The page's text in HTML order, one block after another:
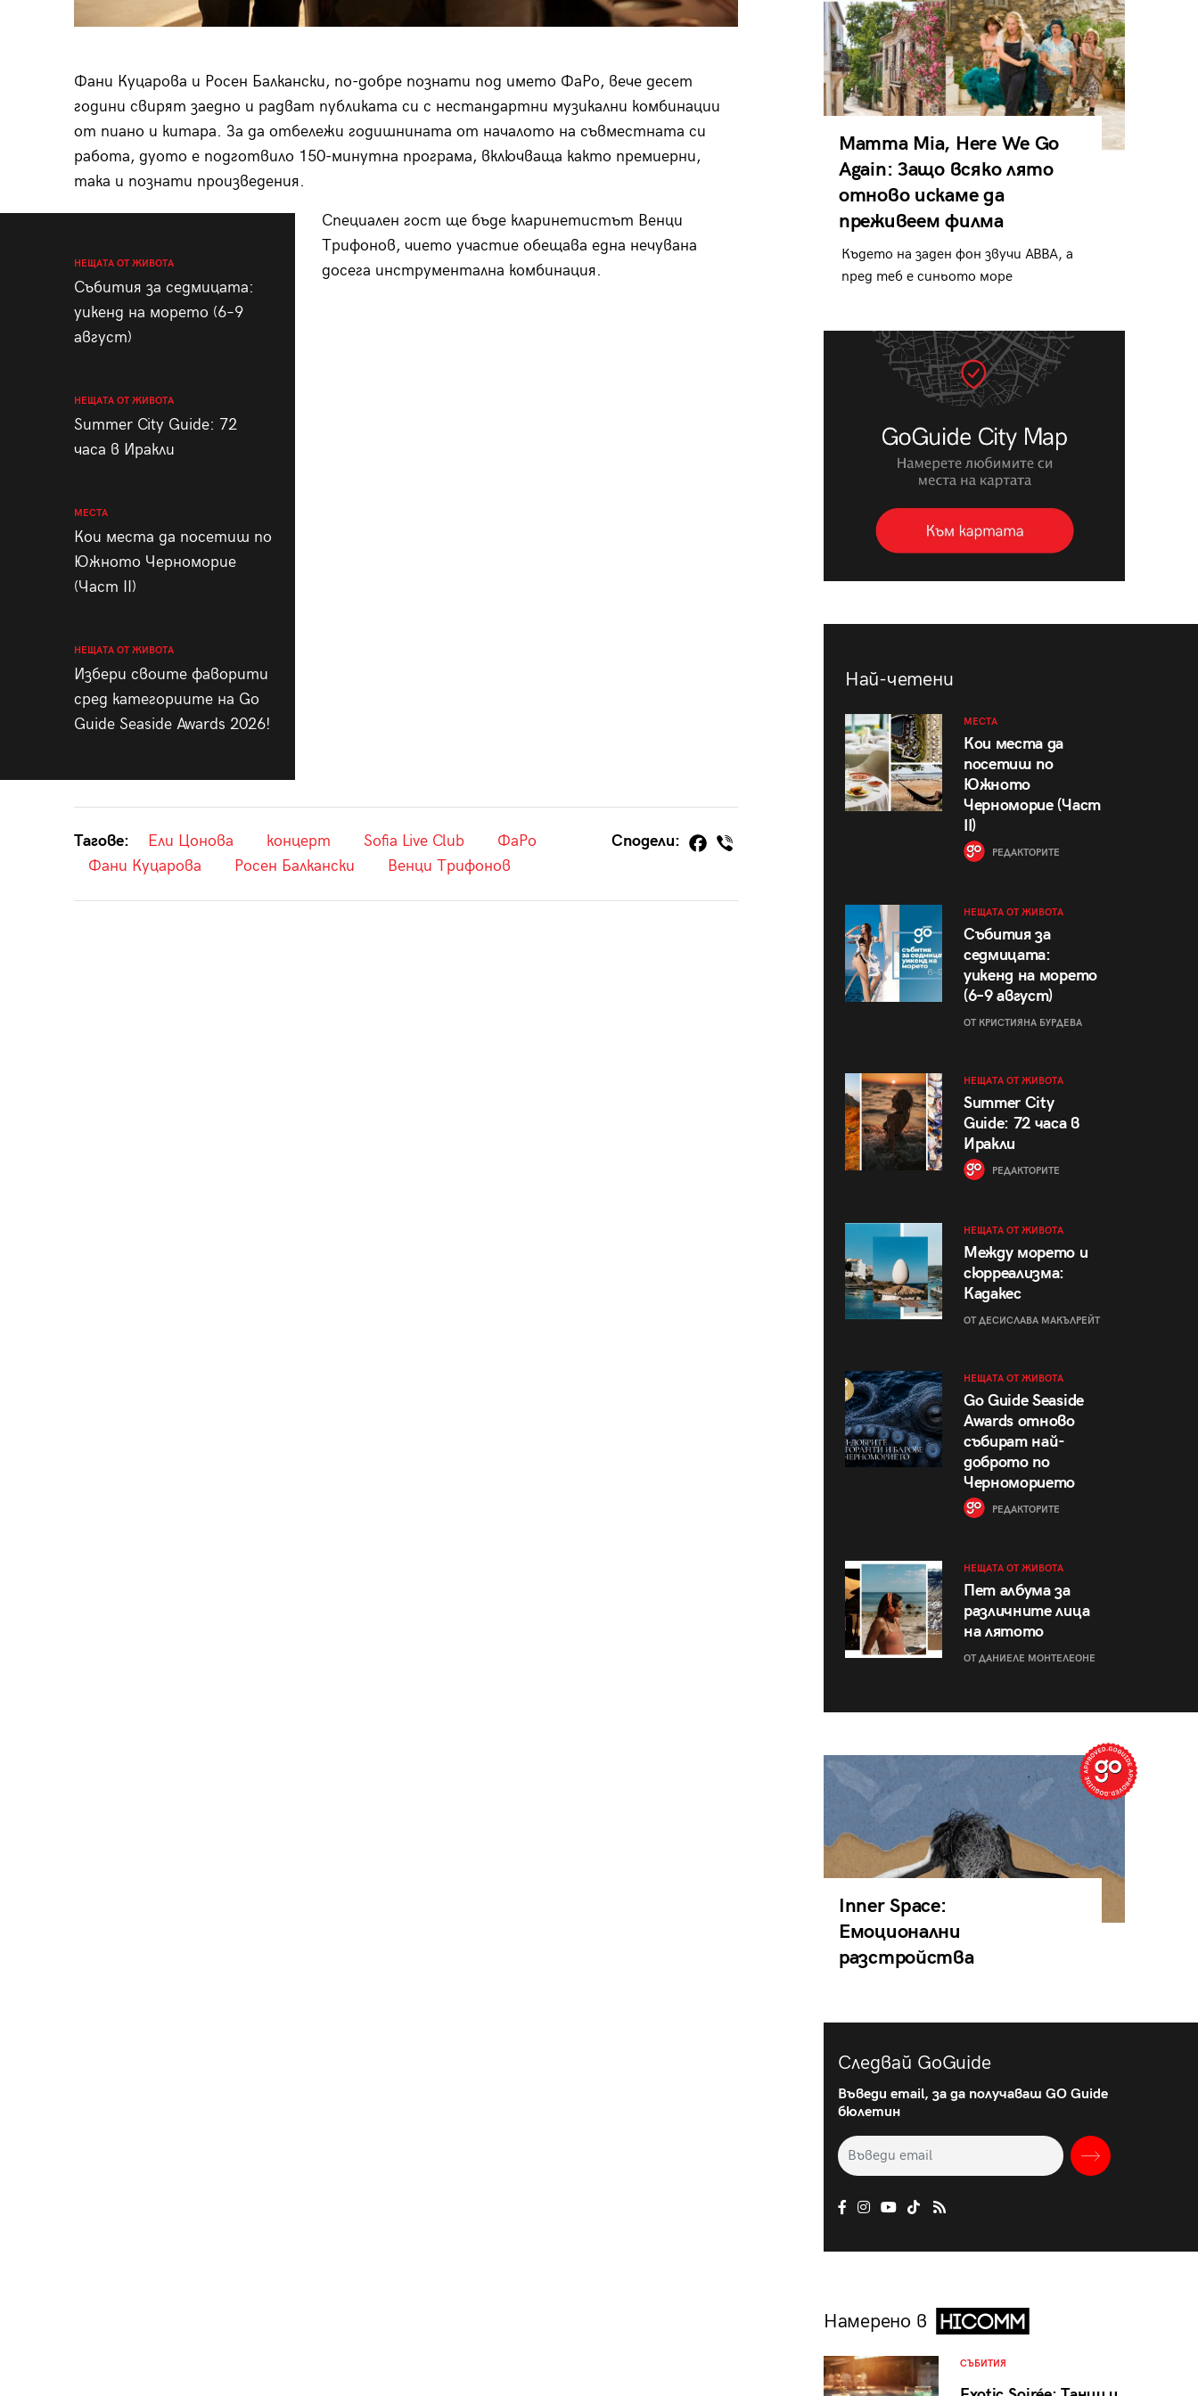
Фани Куцарова и Росен Балкански, по-добре познати под името ФаРо, вече десет
години свирят заедно и радват публиката си с нестандартни музикални комбинации
от пиано и китара. За да отбележи годишнината от началото на съвместната си
работа, дуото е подготвило 150-минутна програма, включваща както премиерни,
така и познати произведения.
НЕЩАТА ОТ ЖИВОТА
Събития за седмицата:
уикенд на морето (6–9
август)
НЕЩАТА ОТ ЖИВОТА
Summer City Guide: 72
часа в Иракли
МЕСТА
Кои места да посетиш по
Южното Черноморие
(Част II)
НЕЩАТА ОТ ЖИВОТА
Избери своите фаворити
сред категориите на Go
Guide Seaside Awards 2026!
Специален гост ще бъде кларинетистът Венци
Трифонов, чието участие обещава една нечувана
досега инструментална комбинация.
Тагове: Ели Цонова концерт Sofia Live Club
ФаРо
Фани Куцарова
Росен Балкански Венци Трифонов
Сподели:
Mamma Mia, Here We Go
Again: Защо всяко лято
отново искаме да
преживеем филма
Където на заден фон звучи ABBA, а
пред теб е синьото море
Най-четени
МЕСТА
Кои места да
посетиш по
Южното
Черноморие (Част
II)
РЕДАКТОРИТЕ
НЕЩАТА ОТ ЖИВОТА
Събития за
седмицата:
уикенд на морето
(6–9 август)
ОТ КРИСТИЯНА БУРДЕВА
НЕЩАТА ОТ ЖИВОТА
Summer City
Guide: 72 часа в
Иракли
РЕДАКТОРИТЕ
НЕЩАТА ОТ ЖИВОТА
Между морето и
сюрреализма:
Кадакес
ОТ ДЕСИСЛАВА МАКЪЛРЕЙТ
НЕЩАТА ОТ ЖИВОТА
Go Guide Seaside
Awards отново
събират най-
доброто по
Черноморието
РЕДАКТОРИТЕ
НЕЩАТА ОТ ЖИВОТА
Пет албума за
различните лица
на лятото
ОТ ДАНИЕЛЕ МОНТЕЛЕОНЕ
Inner Space:
Емоционални
разстройства
Следвай GoGuide
Въведи email, за да получаваш GO Guide
бюлетин
Намерено в
СЪБИТИЯ